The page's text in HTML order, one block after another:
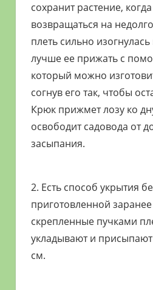
сохранит растение,
возвращаться на
плеть сильно изогнулась
лучше ее прижать с
который можно
согнув его так, чтобы
Крюк прижмет лозу ко
освободит садовода от
засыпания.
2. Есть способ укрытия
приготовленной
скрепленные пучками
укладывают и
см.